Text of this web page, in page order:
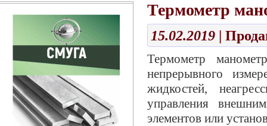
Термометр
15.02.2019 |
Термометр
непрерывного
жидкостей,
управления
элементов или